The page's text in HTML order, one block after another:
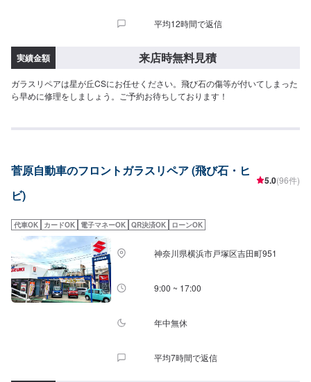
平均12時間で返信
実績金額 来店時無料見積
ガラスリペアは星が丘CSにお任せください。飛び石の傷等が付いてしまった
ら早めに修理をしましょう。ご予約お待ちしております！
菅原自動車のフロントガラスリペア (飛び石・ヒ
ビ)
5.0(96件)
代車OK カードOK 電子マネーOK QR決済OK ローンOK
神奈川県横浜市戸塚区吉田町951
9:00 ~ 17:00
年中無休
平均7時間で返信